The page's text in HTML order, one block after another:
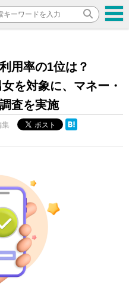
用率の1位は？
を対象に、マネー・
査を実施